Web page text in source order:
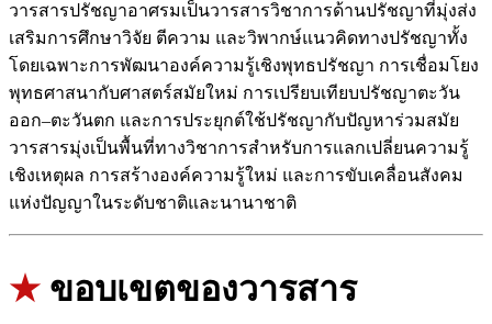
วารสารปรัชญาอาศรมเป็นวารสารวิชาการด้านปรัชญาที่มุ่งส่ง
เสริมการศึกษาวิจัย ตีความ และวิพากษ์แนวคิดทางปรัชญาทั้ง
โดยเฉพาะการพัฒนาองค์ความรู้เชิงพุทธปรัชญา การเชื่อมโยง
พุทธศาสนากับศาสตร์สมัยใหม่ การเปรียบเทียบปรัชญาตะวัน
ออก–ตะวันตก และการประยุกต์ใช้ปรัชญากับปัญหาร่วมสมัย
วารสารมุ่งเป็นพื้นที่ทางวิชาการสำหรับการแลกเปลี่ยนความรู้
เชิงเหตุผล การสร้างองค์ความรู้ใหม่ และการขับเคลื่อนสังคม
แห่งปัญญาในระดับชาติและนานาชาติ
★ ขอบเขตของวารสาร